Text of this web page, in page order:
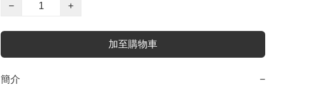
−
+
加至購物車
簡介 −